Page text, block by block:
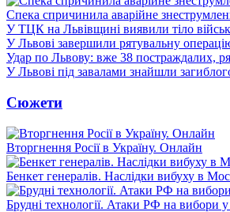
Спека спричинила аварійне
У ТЦК на Львівщині виявили тіло
У Львові завершили рятувальну
Удар по Львову: вже 38 постраждалих,
У Львові під завалами знайшли
Сюжети
Вторгнення Росії в Україну. Онлайн
Бенкет генералів. Наслідки вибуху в
Брудні технології. Атаки РФ на вибори